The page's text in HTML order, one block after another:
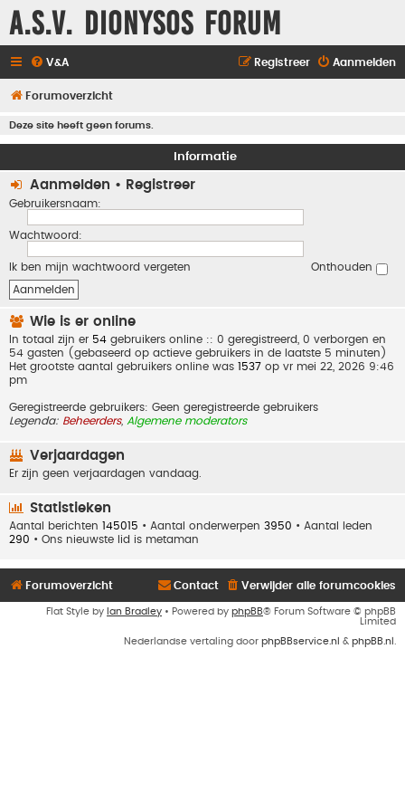
A.S.V. Dionysos Forum
V&A Aanmelden
Registreer
Forumoverzicht
Deze site heeft geen forums.
Informatie
Aanmelden • Registreer
Gebruikersnaam:
Wachtwoord:
Ik ben mijn wachtwoord vergeten Onthouden
Wie is er online
In totaal zijn er 54 gebruikers online :: 0 geregistreerd, 0 verborgen en
54 gasten (gebaseerd op actieve gebruikers in de laatste 5 minuten)
Het grootste aantal gebruikers online was 1537 op vr mei 22, 2026 9:46
pm
Geregistreerde gebruikers: Geen geregistreerde gebruikers
Legenda: Beheerders, Algemene moderators
Verjaardagen
Er zijn geen verjaardagen vandaag.
Statistieken
Aantal berichten 145015 • Aantal onderwerpen 3950 • Aantal leden
290 • Ons nieuwste lid is metaman
Forumoverzicht Verwijder alle forumcookies
Contact
Flat Style by Ian Bradley • Powered by phpBB® Forum Software © phpBB
Limited
Nederlandse vertaling door phpBBservice.nl & phpBB.nl